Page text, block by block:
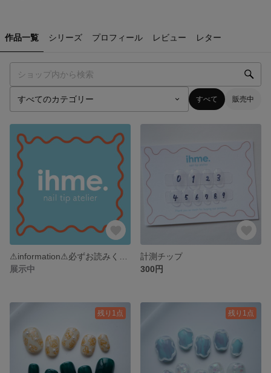
作品一覧 シリーズ プロフィール レビュー レター
すべて 販売中
展示中
計測チップ
300円
残り1点 残り1点